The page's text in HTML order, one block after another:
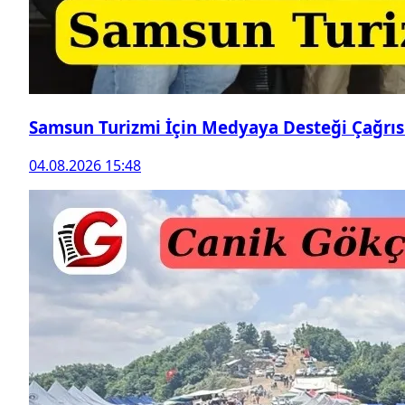
Samsun Turizmi İçin Medyaya Desteği
04.08.2026 15:48